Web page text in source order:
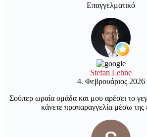
Επαγγελματικό
Stefan Lehne
4. Φεβρουάριος 2026
Σούπερ ωραία ομάδα και μου αρέσει το
κάνετε προπαραγγελία μέσω της